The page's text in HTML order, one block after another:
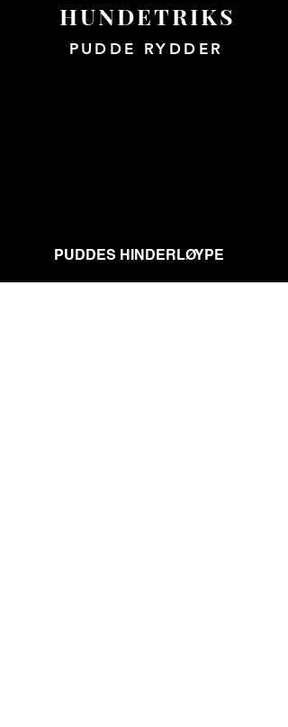
HUNDETRIKS
PUDDE RYDDER
PUDDES HINDERLØYPE